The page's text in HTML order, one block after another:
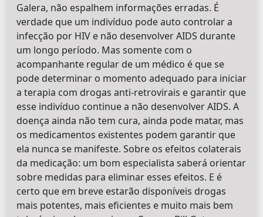
Galera, não espalhem informações erradas. É
verdade que um indivíduo pode auto controlar a
infecção por HIV e não desenvolver AIDS durante
um longo período. Mas somente com o
acompanhante regular de um médico é que se
pode determinar o momento adequado para iniciar
a terapia com drogas anti-retrovirais e garantir que
esse indivíduo continue a não desenvolver AIDS. A
doença ainda não tem cura, ainda pode matar, mas
os medicamentos existentes podem garantir que
ela nunca se manifeste. Sobre os efeitos colaterais
da medicação: um bom especialista saberá orientar
sobre medidas para eliminar esses efeitos. E é
certo que em breve estarão disponíveis drogas
mais potentes, mais eficientes e muito mais bem